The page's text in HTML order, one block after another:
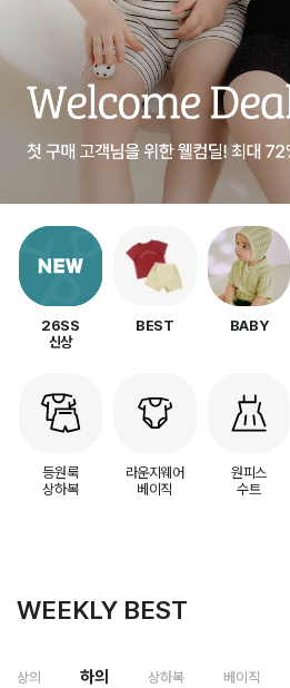
26SS
신상
BEST BABY
등원룩
상하복
라운지웨어
베이직
원피스
수트
WEEKLY BEST
상의 하의 상하복 베이직